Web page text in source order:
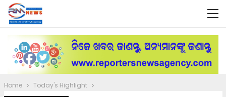
Home Today's Highlight